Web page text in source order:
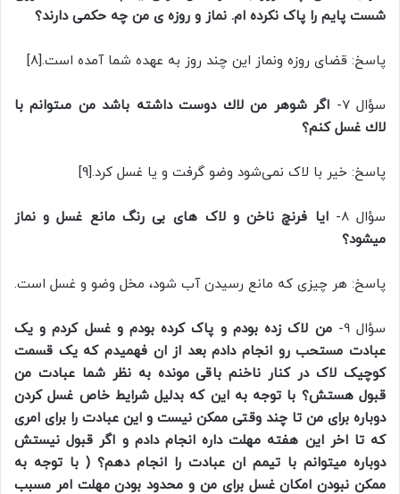
شست پایم را پاک نکرده ام. نماز و روزه ی من چه حکمی دارند؟
پاسخ: قضای روزه ونماز این چند روز به عهده شما آمده است.[8]
سؤال 7-
اگر شوهر من لاك دوست داشته باشد من مىتوانم با
لاك غسل كنم؟
پاسخ: خیر با لاک نمی‌شود وضو گرفت و یا غسل کرد.[9]
سؤال 8-
ایا فرنچ ناخن و لاک های بی رنگ مانع غسل و نماز
میشود؟
پاسخ: هر چیزی که مانع رسیدن آب شود، مخل وضو و غسل است.
سؤال 9-
من لاک زده بودم و پاک کرده بودم و غسل کردم و یک
عبادت مستحب رو انجام دادم بعد از ان فهمیدم که یک قسمت
کوچیک لاک در کنار ناخنم باقی مونده به نظر شما عبادت من
قبول هستش؟ با توجه به این که بدلیل شرایط خاص غسل کردن
دوباره برای من تا چند وقتی ممکن نیست و این عبادت را برای امری
که تا اخر این هفته مهلت داره انجام دادم و اگر قبول نیستش
دوباره میتوانم با تیمم ان عبادت را انجام دهم؟ ( با توجه به
ممکن نبودن امکان غسل برای من و محدود بودن مهلت امر مسبب